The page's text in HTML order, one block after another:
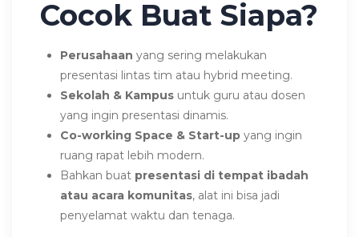
Cocok Buat Siapa?
Perusahaan yang sering melakukan
presentasi lintas tim atau hybrid meeting.
Sekolah & Kampus untuk guru atau dosen
yang ingin presentasi dinamis.
Co-working Space & Start-up yang ingin
ruang rapat lebih modern.
Bahkan buat presentasi di tempat ibadah
atau acara komunitas, alat ini bisa jadi
penyelamat waktu dan tenaga.